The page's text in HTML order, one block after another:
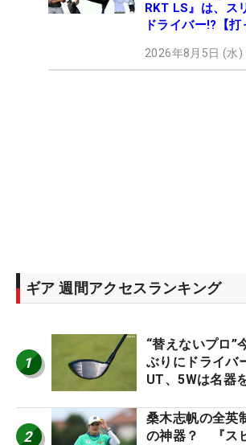
RKT LS』は、ス
ドライバー!?【打
2026年8月5日 (水)
ギア 週間アクセスランキング
1
“替えないプロ”
ぶりにドライバ
UT、5Wは名
2
桑木志帆の全英
の神器？ 『ス